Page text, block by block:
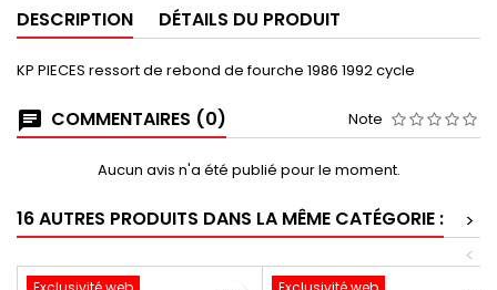
DESCRIPTION DÉTAILS DU PRODUIT
KP PIECES ressort de rebond de fourche 1986 1992 cycle
COMMENTAIRES (0) Note
Aucun avis n'a été publié pour le moment.
16 AUTRES PRODUITS DANS LA MÊME CATÉGORIE :
>
<